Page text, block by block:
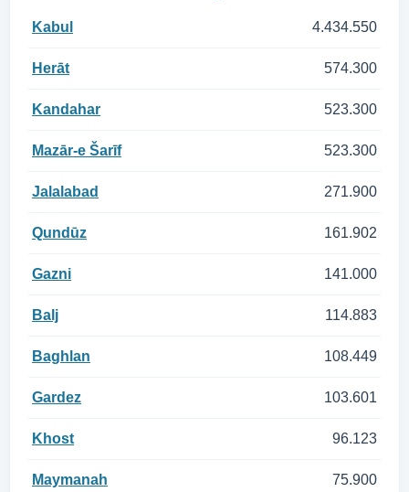
Kabul 4.434.550
Herāt 574.300
Kandahar 523.300
Mazār-e Šarīf 523.300
Jalalabad 271.900
Qundūz 161.902
Gazni 141.000
Balj 114.883
Baghlan 108.449
Gardez 103.601
Khost 96.123
Maymanah 75.900